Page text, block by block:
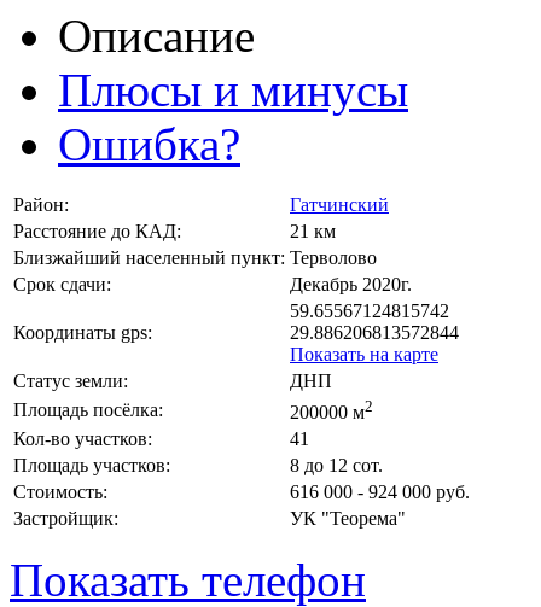
Описание
Плюсы и минусы
Ошибка?
Район:
Гатчинский
Расстояние до КАД:
21 км
Близжайший населенный пункт: Терволово
Срок сдачи:
Декабрь 2020г.
Координаты gps:
59.65567124815742
29.886206813572844
Показать на карте
Статус земли:
ДНП
Площадь посёлка:
200000 м2
Кол-во участков:
41
Площадь участков:
8 до 12 сот.
Стоимость:
616 000 - 924 000 руб.
Застройщик:
УК "Теорема"
Показать телефон